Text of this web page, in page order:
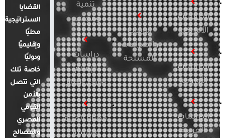
الدراسات
الأمريكية
الدراسات
الأوروبية
الدراسات
العربية
الإرهاب
والصراعات
المسلحة
تنمية
ومجتمع
دراسات
الإعلام
والرأي العام
قضايا المرأة
والأسرة
القضايا
الاستراتيجية
محليًا
وإقليميًا
ودوليًا
خاصة تلك
التي تتصل
بالأمن
القومي
المصري
والمصالح